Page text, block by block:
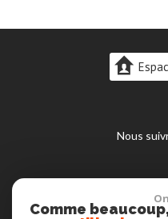
Nous
Comme